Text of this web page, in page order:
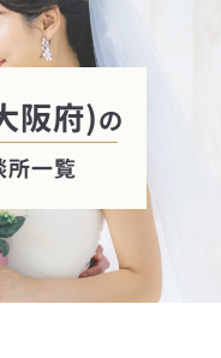
阪府)の
所一覧